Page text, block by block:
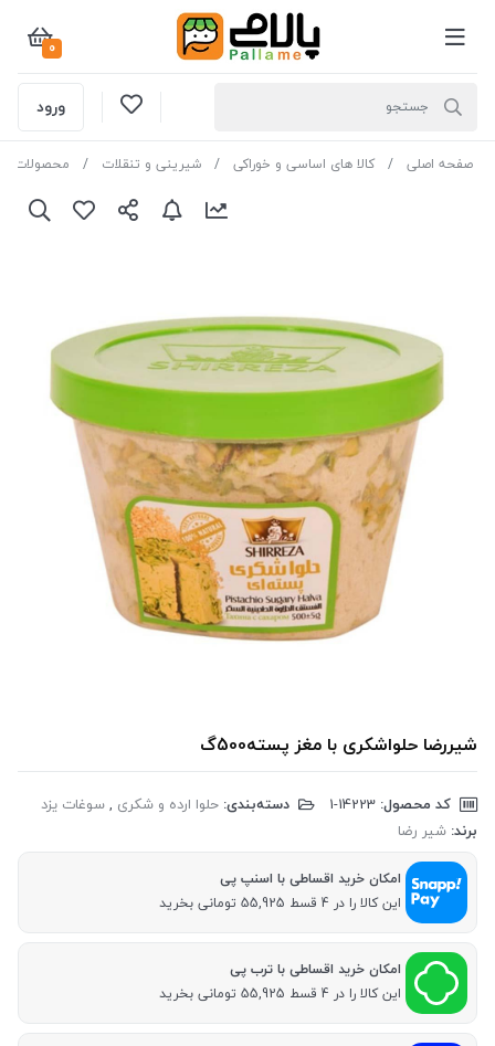
0
ورود
صفحه اصلی کالا های اساسی و خوراکی شیرینی و تنقلات محصولات
شیررضا حلواشکری با مغز پسته500گ
کد محصول: دسته‌بندی: حلوا ارده و شکری ,سوغات یزد
برند: شیر رضا
امکان خرید اقساطی با اسنپ پی
این کالا را در 4 قسط 55,925 تومانی بخرید
امکان خرید اقساطی با ترب پی
این کالا را در 4 قسط 55,925 تومانی بخرید